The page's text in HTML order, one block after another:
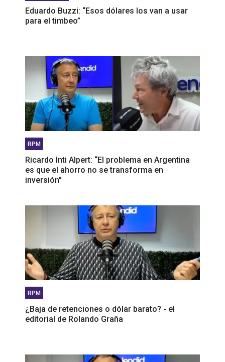
Eduardo Buzzi: “Esos dólares los van a usar
para el timbeo”
RPM
Ricardo Inti Alpert: “El problema en Argentina
es que el ahorro no se transforma en
inversión"
RPM
¿Baja de retenciones o dólar barato? - el
editorial de Rolando Graña